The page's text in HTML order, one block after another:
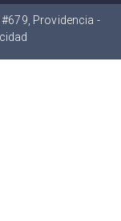
Providencia -